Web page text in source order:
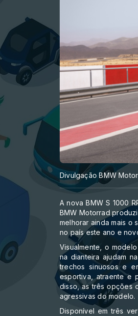
Divulgação BMW
A nova BMW S 1000
BMW Motorrad
melhorar ainda mais o
no país este ano e
Visualmente, o
na dianteira ajudam
trechos sinuosos e
esportiva, atraente e
disso, as três opções
agressivas do modelo.
Disponível em três